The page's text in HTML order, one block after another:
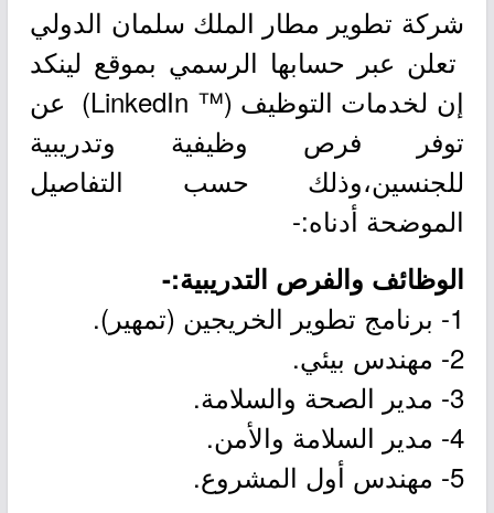
شركة تطوير مطار الملك سلمان الدولي
تعلن عبر حسابها الرسمي بموقع لينكد
إن لخدمات التوظيف (™ LinkedIn) عن
توفر فرص وظيفية وتدريبية
للجنسين،وذلك حسب التفاصيل
الموضحة أدناه:-
الوظائف والفرص التدريبية:-
1- برنامج تطوير الخريجين (تمهير).
2- مهندس بيئي.
3- مدير الصحة والسلامة.
4- مدير السلامة والأمن.
5- مهندس أول المشروع.